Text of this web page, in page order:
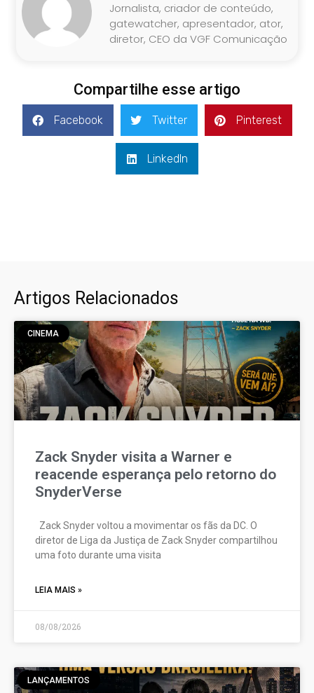
Jornalista, criador de conteúdo,
gatewatcher, apresentador, ator,
diretor, CEO da VGF Comunicação
Compartilhe esse artigo
Facebook Twitter Pinterest
LinkedIn
Artigos Relacionados
CINEMA
Zack Snyder visita a Warner e
reacende esperança pelo retorno do
SnyderVerse
Zack Snyder voltou a movimentar os fãs da DC. O
diretor de Liga da Justiça de Zack Snyder compartilhou
uma foto durante uma visita
LEIA MAIS »
08/08/2026
LANÇAMENTOS